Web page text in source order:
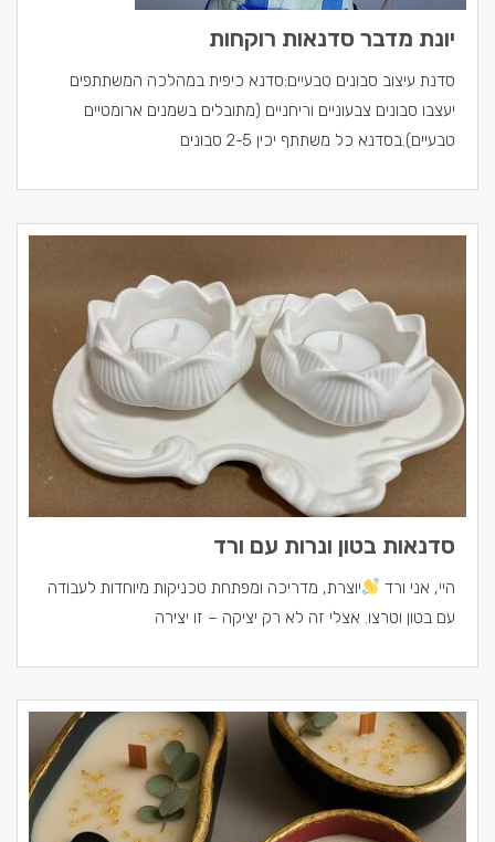
יונת מדבר סדנאות רוקחות
סדנת עיצוב סבונים טבעיים:סדנא כיפית במהלכה המשתתפים
יעצבו סבונים צבעוניים וריחניים (מתובלים בשמנים ארומטיים
טבעיים).בסדנא כל משתתף יכין 2-5 סבונים
סדנאות בטון ונרות עם ורד
היי, אני ורד
יוצרת, מדריכה ומפתחת טכניקות מיוחדות לעבודה
עם בטון וטרצו. אצלי זה לא רק יציקה – זו יצירה